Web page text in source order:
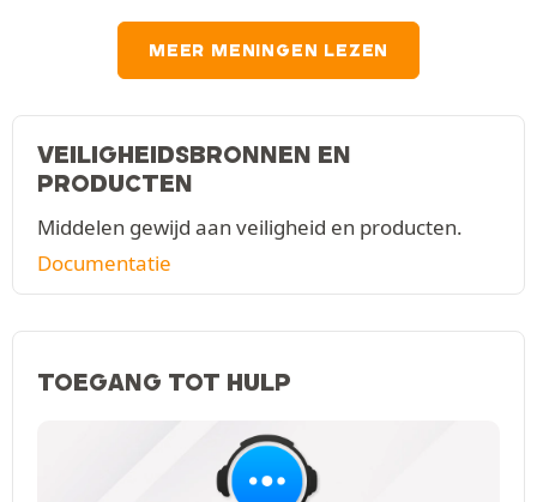
MEER MENINGEN LEZEN
VEILIGHEIDSBRONNEN EN
PRODUCTEN
Middelen gewijd aan veiligheid en producten.
Documentatie
TOEGANG TOT HULP